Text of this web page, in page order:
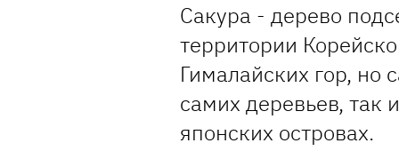
Сакура - дерево
территории
Гималайских гор, но
самих деревьев, так
японских островах.